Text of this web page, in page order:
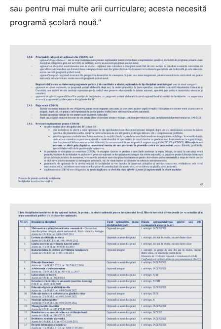
sau pentru mai multe arii curriculare; acesta necesită
programă școlară nouă.”